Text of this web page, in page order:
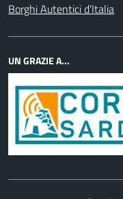
Borghi Autentici d’Italia
UN GRAZIE A...